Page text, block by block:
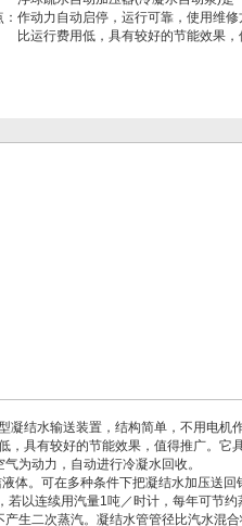
作动力自动启停，运行可靠，使用维
比运行费用低，具有较好的节能效果，
结水输送装置，结构简单，不用电机
具有较好的节能效果，值得推广。它
为动力，自动进行冷凝水回收。
。可在多种条件下把凝结水加压送回
以连续用汽量1吨／时计，每年可节约
生二次蒸汽。凝结水管管径比汽水混